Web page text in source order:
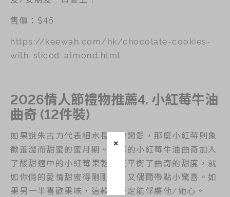
售價：$45
https://keewah.com/hk/chocolate-cookies-
with-sliced-almond.html
2026情人節禮物推薦4. 小紅莓牛油
曲奇 (12件裝)
如果說朱古力代表細水長流的戀愛，那麼小紅莓則象
徵羞澀而甜蜜的蜜月期。奇華的小紅莓牛油曲奇加入
了酸甜適中的小紅莓果乾，更平衡了曲奇的甜度，就
如你倆的愛情甜蜜得剛剛好，又偶爾帶點小驚喜。如
果另一半喜歡果味，這款曲奇定能俘虜他/她心。